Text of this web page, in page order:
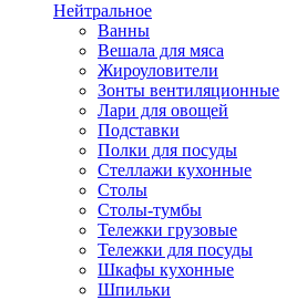
Нейтральное
Ванны
Вешала для мяса
Жироуловители
Зонты вентиляционные
Лари для овощей
Подставки
Полки для посуды
Стеллажи кухонные
Столы
Столы-тумбы
Тележки грузовые
Тележки для посуды
Шкафы кухонные
Шпильки